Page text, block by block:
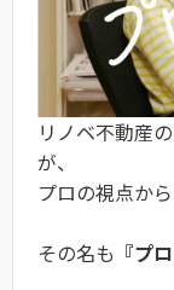
リノベ不動産
が、
プロの視点か
その名も 『プ